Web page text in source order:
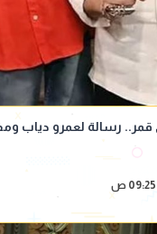
رسالة لعمرو دياب